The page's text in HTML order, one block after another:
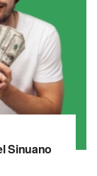
Sinuano